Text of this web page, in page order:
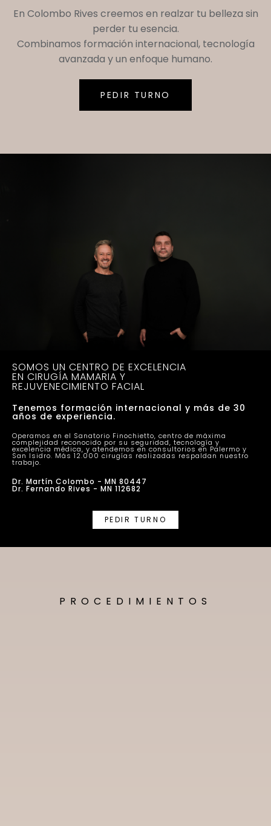
En Colombo Rives creemos en realzar tu belleza sin
perder tu esencia.
Combinamos formación internacional, tecnología
avanzada y un enfoque humano.
PEDIR TURNO
SOMOS UN CENTRO DE EXCELENCIA
EN CIRUGÍA MAMARIA Y
REJUVENECIMIENTO FACIAL
Tenemos formación internacional y más de 30
años de experiencia.
Operamos en el Sanatorio Finochietto, centro de máxima
complejidad reconocido por su seguridad, tecnología y
excelencia médica, y atendemos en consultorios en Palermo y
San Isidro. Más 12.000 cirugías realizadas respaldan nuestro
trabajo.
Dr. Martín Colombo - MN 80447
Dr. Fernando Rives - MN 112682
PEDIR TURNO
PROCEDIMIENTOS